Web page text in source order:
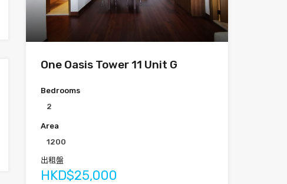
One Oasis Tower 11 Unit G
Bedrooms
2
Area
1200
出租盤
HKD$25,000